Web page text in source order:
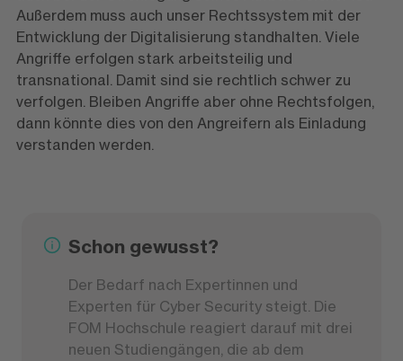
Außerdem muss auch unser Rechtssystem mit der
Entwicklung der Digitalisierung standhalten. Viele
Angriffe erfolgen stark arbeitsteilig und
transnational. Damit sind sie rechtlich schwer zu
verfolgen. Bleiben Angriffe aber ohne Rechtsfolgen,
dann könnte dies von den Angreifern als Einladung
verstanden werden.
Schon gewusst?
Der Bedarf nach Expertinnen und
Experten für Cyber Security steigt. Die
FOM Hochschule reagiert darauf mit drei
neuen Studiengängen, die ab dem